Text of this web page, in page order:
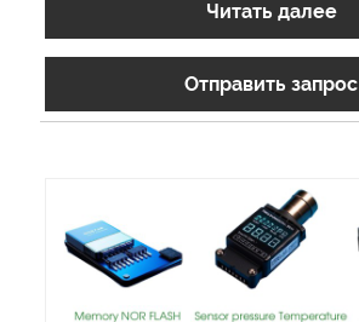
Читать далее
Отправить запрос